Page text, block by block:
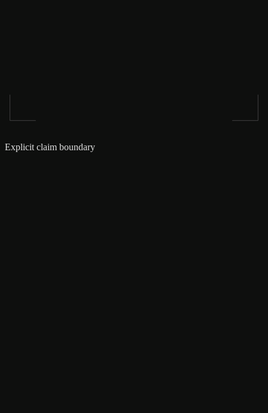
Explicit claim boundary